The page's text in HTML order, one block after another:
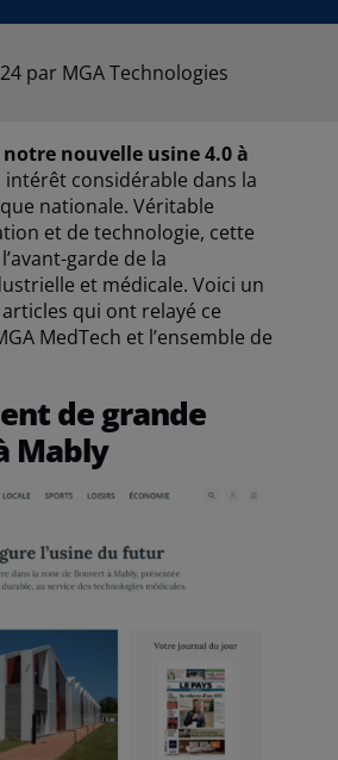
par MGA Technologies
nouvelle usine 4.0 à
intérêt considérable dans la
nationale. Véritable
et de technologie, cette
garde de la
et médicale. Voici un
qui ont relayé ce
MedTech et l’ensemble de
de grande
Mably